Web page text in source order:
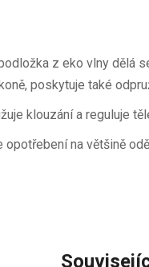
z eko vlny dělá
poskytuje také
klouzání a reguluje
opotřebení na většině